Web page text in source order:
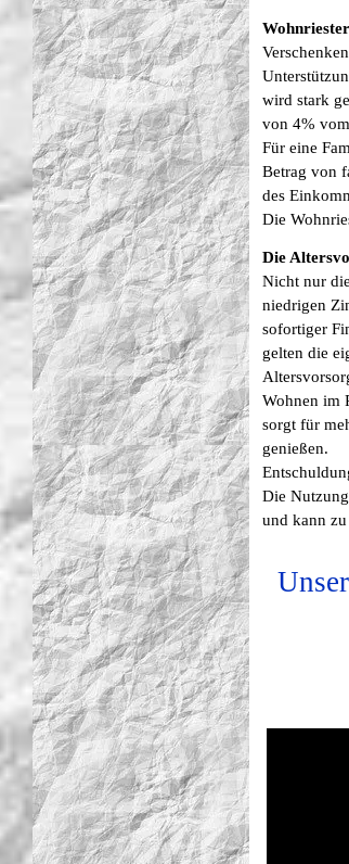
wird stark
von 4%
Für eine
Betrag von
des
Die
Die
Nicht nur
niedrigen
sofortiger
gelten die
Wohnen im
sorgt für
genießen.
Die
und kann